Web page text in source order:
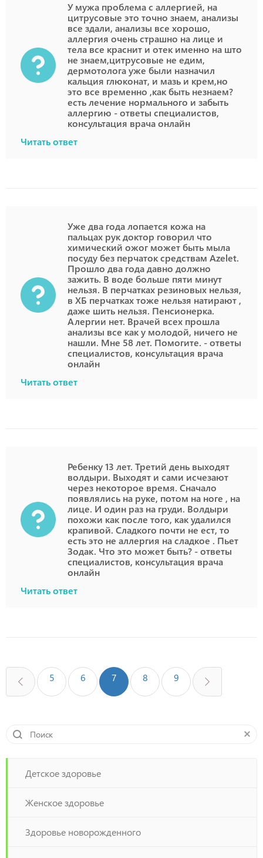
У мужа проблема с аллергией, на
цитрусовые это точно знаем, анализы
все здали, анализы все хорошо,
аллергия очень страшно на лице и
тела все краснит и отек именно на што
не знаем,цитрусовые не едим,
дермотолога уже были назначил
кальция глюконат, и мазь и крем,но
это все временно ,как быть незнаем?
есть лечение нормального и забыть
аллергию - ответы специалистов,
консультация врача онлайн
Читать ответ
Уже два года лопается кожа на
пальцах рук доктор говорил что
химический ожог может быть мыла
посуду без перчаток средствам Azelet.
Прошло два года давно должно
зажить. В воде больше пяти минут
нельзя. В перчатках резиновых нельзя,
в ХБ перчатках тоже нельзя натирают ,
даже шить нельзя. Пенсионерка.
Алергии нет. Врачей всех прошла
анализы все как у молодой, ничего не
нашли. Мне 58 лет. Помогите. - ответы
специалистов, консультация врача
онлайн
Читать ответ
Ребенку 13 лет. Третий день выходят
волдыри. Выходят и сами исчезают
через некоторое время. Сначало
появлялись на руке, потом на ноге , на
лице. И один раз на груди. Волдыри
похожи как после того, как удалился
крапивой. Сладкого почти не ест, то
есть это не аллергия на сладкое . Пьет
Зодак. Что это может быть? - ответы
специалистов, консультация врача
онлайн
Читать ответ
5 6 7 8 9
Детское здоровье
Женское здоровье
Здоровье новорожденного